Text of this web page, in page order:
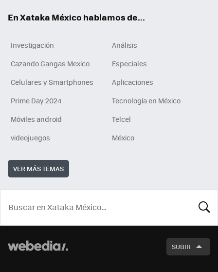
En Xataka México hablamos de...
Investigación
Análisis
Cazando Gangas Mexico
Especiales
Celulares y Smartphones
Aplicaciones
Prime Day 2024
Tecnología en México
Móviles android
Telcel
videojuegos
México
VER MÁS TEMAS
SUBIR